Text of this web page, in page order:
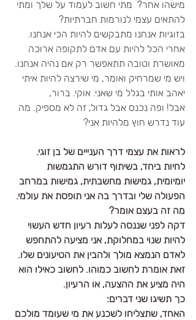
מישהו אחר?  מתי חשוב לעמוד על שלך ומתי
להתאים עצמי לנורמות חברתיות?
בזוגיות אנחנו מתבקשים להיות הכי אנחנו.
אחרי הכל להיות עם אדם לתקופה ארוכה
מאושרת וטובה תתאפשר רק אם נהיה אנחנו.
ויש מי שמרחיק ואומר, מי שירצה להיות איתי
יאהב אותי בגלל מי שאני. אוקי. ברור,
אבל! ופה נכנס אבל גדול, זה לא מספיק. מה
עוד נדרש חוץ מלהיות אני?
לראות את עצמי דרך הענייים של בן זוגי.
לחיות ביחד, בשיתוף דורש התגמשות
יומיומית, גמישות מחשבתית, גמישות במרחב
הפעולה שלי ובדרך בה אני תופסת את עולמי.
מה זה בעצם אומר?
דקה לפני שננסה לעלות רעיון חדש העשוי
להיות שנוי במחלוקת, אני מציעה להתחפש
לאדם הנמצא מולך ולהבין את הטיעונים שלו.
זאת אומרת לחשוב כמוהו. לחשוב כאילו הוא
היה מציע את ההצעה, או הרעיון.
כך תשיגו שני דברים:
האחד, שתצליחו לשכנע את מי שעומד מולכם